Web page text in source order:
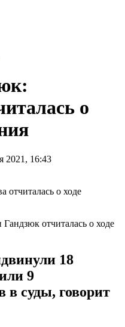
о
2021, 16:43
отчиталась о ходе
18
9
в суды, говорит